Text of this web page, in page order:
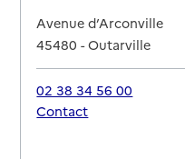
Adresse
Avenue d’Arconville
45480-Outarville
02 38 34 56 00
Contact